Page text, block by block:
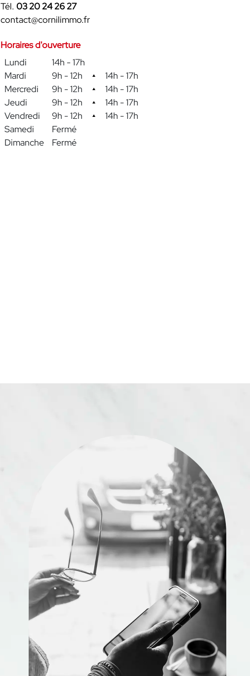
Tél. 03 20 24 26 27
contact@cornilimmo.fr
Horaires d'ouverture
Lundi
14h - 17h
Mardi
9h - 12h
14h - 17h
Mercredi
9h - 12h
14h - 17h
Jeudi
9h - 12h
14h - 17h
Vendredi
9h - 12h
14h - 17h
Samedi
Fermé
Dimanche
Fermé